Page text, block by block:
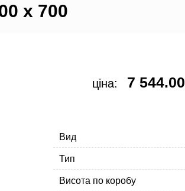
х 700
ціна: 7 544.00
Вид
Тип
Висота по коробу